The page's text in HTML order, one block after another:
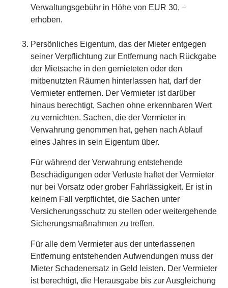
Verwaltungsgebühr in Höhe von EUR 30, –
erhoben.
Persönliches Eigentum, das der Mieter entgegen
seiner Verpflichtung zur Entfernung nach Rückgabe
der Mietsache in den gemieteten oder den
mitbenutzten Räumen hinterlassen hat, darf der
Vermieter entfernen. Der Vermieter ist darüber
hinaus berechtigt, Sachen ohne erkennbaren Wert
zu vernichten. Sachen, die der Vermieter in
Verwahrung genommen hat, gehen nach Ablauf
eines Jahres in sein Eigentum über.
Für während der Verwahrung entstehende
Beschädigungen oder Verluste haftet der Vermieter
nur bei Vorsatz oder grober Fahrlässigkeit. Er ist in
keinem Fall verpflichtet, die Sachen unter
Versicherungsschutz zu stellen oder weitergehende
Sicherungsmaßnahmen zu treffen.
Für alle dem Vermieter aus der unterlassenen
Entfernung entstehenden Aufwendungen muss der
Mieter Schadenersatz in Geld leisten. Der Vermieter
ist berechtigt, die Herausgabe bis zur Ausgleichung